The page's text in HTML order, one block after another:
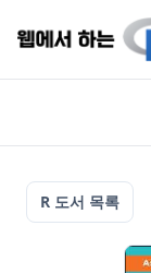
R 도서 목록